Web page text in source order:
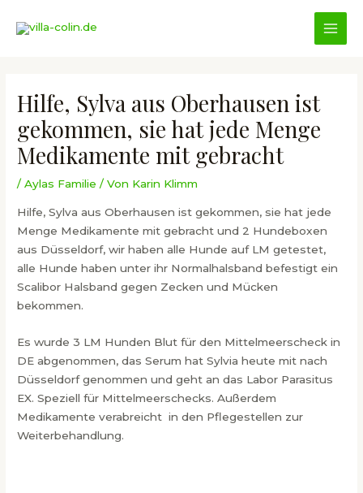
Inhalt
Hilfe, Sylva aus Oberhausen ist
gekommen, sie hat jede Menge
Medikamente mit gebracht
/Aylas Familie / Von Karin Klimm
Hilfe, Sylva aus Oberhausen ist gekommen, sie hat jede
Menge Medikamente mit gebracht und 2 Hundeboxen
aus Düsseldorf, wir haben alle Hunde auf LM getestet,
alle Hunde haben unter ihr Normalhalsband befestigt ein
Scalibor Halsband gegen Zecken und Mücken
bekommen.
Es wurde 3 LM Hunden Blut für den Mittelmeerscheck in
DE abgenommen, das Serum hat Sylvia heute mit nach
Düsseldorf genommen und geht an das Labor Parasitus
EX. Speziell für Mittelmeerschecks. Außerdem
Medikamente verabreicht in den Pflegestellen zur
Weiterbehandlung.